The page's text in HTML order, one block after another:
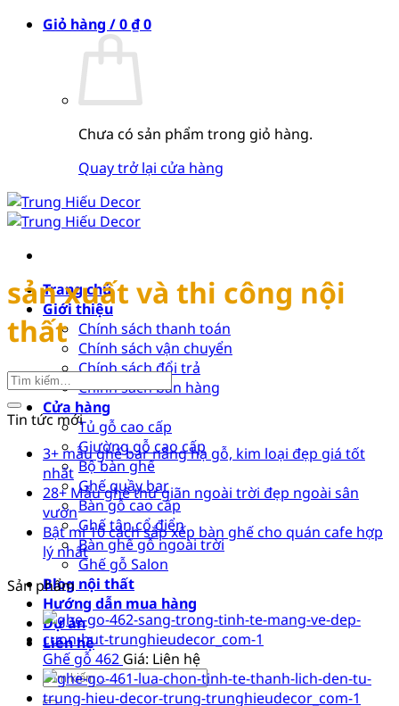
Giỏ hàng /0₫0
Chưa có sản phẩm trong giỏ hàng.
Quay trở lại cửa hàng
Trang chủ
Giới thiệu
Chính sách thanh toán
Chính sách vận chuyển
Chính sách đổi trả
Chính sách bán hàng
Cửa hàng
Tủ gỗ cao cấp
Giường gỗ cao cấp
Bộ bàn ghế
Ghế quầy bar
Bàn gỗ cao cấp
Ghế tân cổ điển
Bàn ghế gỗ ngoài trời
Ghế gỗ Salon
Blog nội thất
Hướng dẫn mua hàng
Dự án
Liên hệ
Tìm
kiếm:
sản xuất và thi công nội
thất
Tin tức mới
3+ mẫu ghế bar nâng hạ gỗ, kim loại đẹp giá tốt
nhất
28+ Mẫu ghế thư giãn ngoài trời đẹp ngoài sân
vườn
Bật mí 10 cách sắp xếp bàn ghế cho quán cafe hợp
lý nhất
Sản phẩm
Ghế gỗ 462 Giá: Liên hệ